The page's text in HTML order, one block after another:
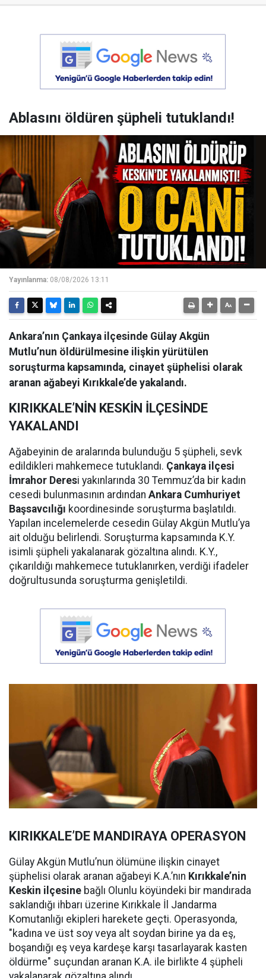
Ablasını öldüren şüpheli tutuklandı!
Yayınlanma: 08/08/2026 13:11
Ankara’nın Çankaya ilçesinde Gülay Akgün
Mutlu’nun öldürülmesine ilişkin yürütülen
soruşturma kapsamında, cinayet şüphelisi olarak
aranan ağabeyi Kırıkkale’de yakalandı.
KIRIKKALE’NİN KESKİN İLÇESİNDE
YAKALANDI
Ağabeyinin de aralarında bulunduğu 5 şüpheli, sevk
edildikleri mahkemece tutuklandı. Çankaya ilçesi
İmrahor Deresi yakınlarında 30 Temmuz’da bir kadın
cesedi bulunmasının ardından Ankara Cumhuriyet
Başsavcılığı koordinesinde soruşturma başlatıldı.
Yapılan incelemelerde cesedin Gülay Akgün Mutlu’ya
ait olduğu belirlendi. Soruşturma kapsamında K.Y.
isimli şüpheli yakalanarak gözaltına alındı. K.Y.,
çıkarıldığı mahkemece tutuklanırken, verdiği ifadeler
doğrultusunda soruşturma genişletildi.
KIRIKKALE’DE MANDIRAYA OPERASYON
Gülay Akgün Mutlu’nun ölümüne ilişkin cinayet
şüphelisi olarak aranan ağabeyi K.A.’nın Kırıkkale’nin
Keskin ilçesine bağlı Olunlu köyündeki bir mandırada
saklandığı ihbarı üzerine Kırıkkale İl Jandarma
Komutanlığı ekipleri harekete geçti. Operasyonda,
"kadına ve üst soy veya alt soydan birine ya da eş,
boşandığı eş veya kardeşe karşı tasarlayarak kasten
öldürme" suçundan aranan K.A. ile birlikte 4 şüpheli